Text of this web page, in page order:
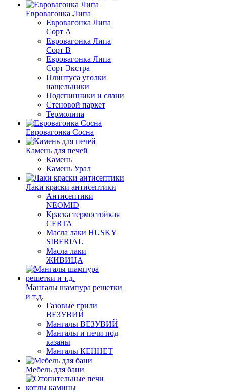
Евровагонка Липа
Евровагонка Липа
Сорт А
Евровагонка Липа
Сорт В
Евровагонка Липа
Сорт Экстра
Плинтуса уголки
нащельники
Подспинники и слани
Стеновой паркет
Термолипа
Евровагонка Сосна
Камень для печей
Камень
Камень Урал
Лаки краски антисептики
Антисептики
NEOMID
Краска термостойкая
CERTA
Масла лаки HUSKY
SIBERIAL
Масла лаки
ЖИВИЦА
Мангалы шампура решетки
и т.д.
Газовые грили
ВЕЗУВИЙ
Мангалы ВЕЗУВИЙ
Мангалы и печи под
казаны
Мангалы КЕННЕТ
Мебель для бани